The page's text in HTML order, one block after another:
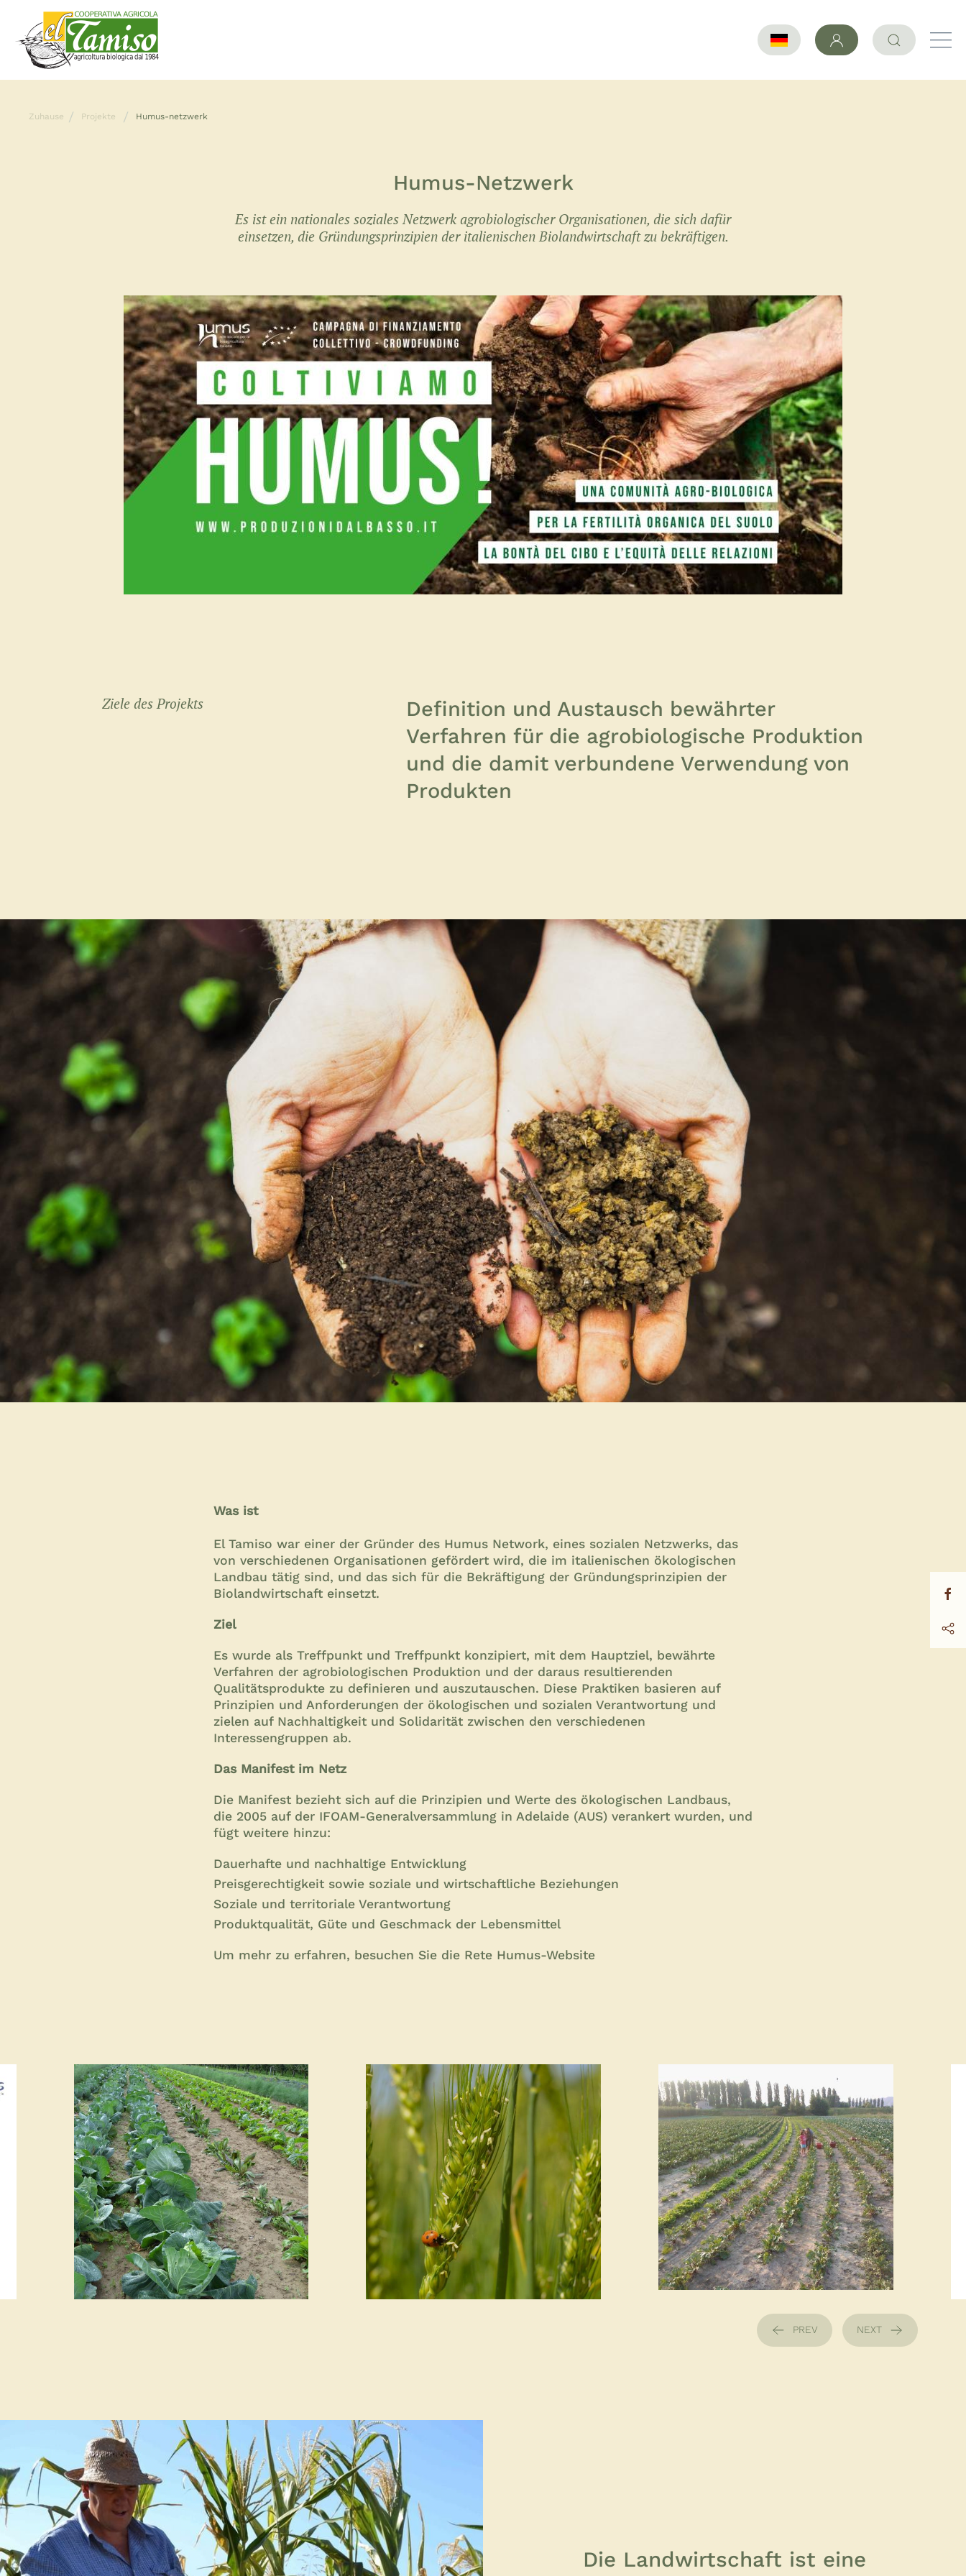
Zuhause Projekte Humus-netzwerk
Humus-Netzwerk
Es ist ein nationales soziales Netzwerk agrobiologischer Organisationen, die sich dafür
einsetzen, die Gründungsprinzipien der italienischen Biolandwirtschaft zu bekräftigen.
Ziele des Projekts
Definition und Austausch bewährter
Verfahren für die agrobiologische Produktion
und die damit verbundene Verwendung von
Produkten
Was ist
El Tamiso war einer der Gründer des Humus Network, eines sozialen Netzwerks, das
von verschiedenen Organisationen gefördert wird, die im italienischen ökologischen
Landbau tätig sind, und das sich für die Bekräftigung der Gründungsprinzipien der
Biolandwirtschaft einsetzt.
Ziel
Es wurde als Treffpunkt und Treffpunkt konzipiert, mit dem Hauptziel, bewährte
Verfahren der agrobiologischen Produktion und der daraus resultierenden
Qualitätsprodukte zu definieren und auszutauschen. Diese Praktiken basieren auf
Prinzipien und Anforderungen der ökologischen und sozialen Verantwortung und
zielen auf Nachhaltigkeit und Solidarität zwischen den verschiedenen
Interessengruppen ab.
Das Manifest im Netz
Die Manifest bezieht sich auf die Prinzipien und Werte des ökologischen Landbaus,
die 2005 auf der IFOAM-Generalversammlung in Adelaide (AUS) verankert wurden, und
fügt weitere hinzu:
Dauerhafte und nachhaltige Entwicklung
Preisgerechtigkeit sowie soziale und wirtschaftliche Beziehungen
Soziale und territoriale Verantwortung
Produktqualität, Güte und Geschmack der Lebensmittel
Um mehr zu erfahren, besuchen Sie die Rete Humus-Website
PREV NEXT
Die Landwirtschaft ist eine